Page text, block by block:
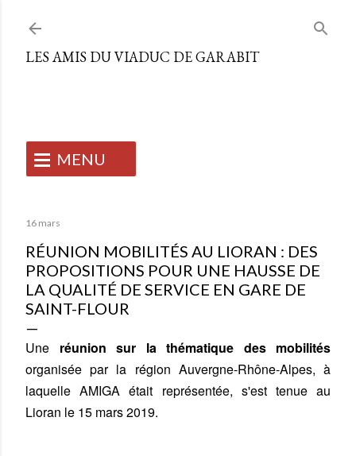
LES AMIS DU VIADUC DE GARABIT
MENU
L'ASSOCIATION
Qui sommes-nous ?
Notre équipe
Adhésion
NOS ACTIONS
Mise en valeur du viaduc
Maintien de la ligne
SLOW TOURISME
Découvrez Garabit en train !
ADHÉRER
16 mars
RÉUNION MOBILITÉS AU LIORAN : DES
PROPOSITIONS POUR UNE HAUSSE DE
LA QUALITÉ DE SERVICE EN GARE DE
SAINT-FLOUR
Une réunion sur la thématique des mobilités
organisée par la région Auvergne-Rhône-Alpes, à
laquelle AMIGA était représentée, s'est tenue au
Lioran le 15 mars 2019.